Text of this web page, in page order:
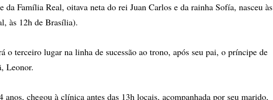
da Família Real, oitava neta do rei Juan Carlos e da rainha Sofía, nasceu às
às 12h de Brasília).
o terceiro lugar na linha de sucessão ao trono, após seu pai, o príncipe de
Leonor.
anos, chegou à clínica antes das 13h locais, acompanhada por seu marido,